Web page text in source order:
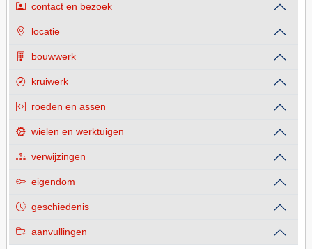
contact en bezoek
locatie
bouwwerk
kruiwerk
roeden en assen
wielen en werktuigen
verwijzingen
eigendom
geschiedenis
aanvullingen